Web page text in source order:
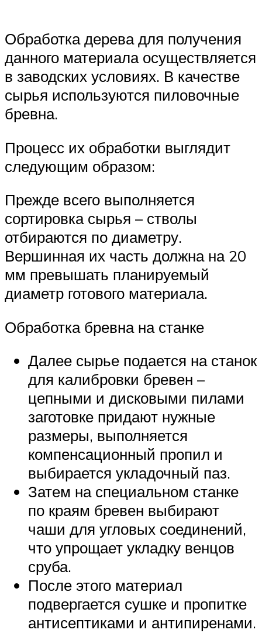
Обработка дерева для получения
данного материала осуществляется
в заводских условиях. В качестве
сырья используются пиловочные
бревна.
Процесс их обработки выглядит
следующим образом:
Прежде всего выполняется
сортировка сырья – стволы
отбираются по диаметру.
Вершинная их часть должна на 20
мм превышать планируемый
диаметр готового материала.
Обработка бревна на станке
Далее сырье подается на станок
для калибровки бревен –
цепными и дисковыми пилами
заготовке придают нужные
размеры, выполняется
компенсационный пропил и
выбирается укладочный паз.
Затем на специальном станке
по краям бревен выбирают
чаши для угловых соединений,
что упрощает укладку венцов
сруба.
После этого материал
подвергается сушке и пропитке
антисептиками и антипиренами.